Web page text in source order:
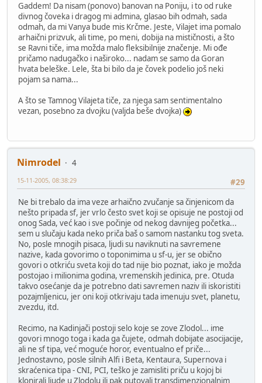
Gaddem! Da nisam (ponovo) banovan na Poniju, i to od ruke
divnog čoveka i dragog mi admina, glasao bih odmah, sada
odmah, da mi Vanya bude mis Krčme. Jeste, Vilajet ima pomalo
arhaični prizvuk, ali time, po meni, dobija na mističnosti, a što
se Ravni tiče, ima možda malo fleksibilnije značenje. Mi ođe
pričamo nadugačko i naširoko... nadam se samo da Goran
hvata beleške. Lele, šta bi bilo da je čovek podelio još neki
pojam sa nama...
A što se Tamnog Vilajeta tiče, za njega sam sentimentalno
vezan, posebno za dvojku (valjda beše dvojka)
Nimrodel
4
#29
15-11-2005, 08:38:29
Ne bi trebalo da ima veze arhaično zvučanje sa činjenicom da
nešto pripada sf, jer vrlo često svet koji se opisuje ne postoji od
onog Sada, već kao i sve počinje od nekog davnijeg početka...
sem u slučaju kada neko priča baš o samom nastanku tog sveta.
No, posle mnogih pisaca, ljudi su naviknuti na savremene
nazive, kada govorimo o toponimima u sf-u, jer se obično
govori o otkriću sveta koji do tad nije bio poznat, iako je možda
postojao i milionima godina, vremenskih jedinica, pre. Otuda
takvo osećanje da je potrebno dati savremen naziv ili iskoristiti
pozajmljenicu, jer oni koji otkrivaju tada imenuju svet, planetu,
zvezdu, itd.
Recimo, na Kadinjači postoji selo koje se zove Zlodol... ime
govori mnogo toga i kada ga čujete, odmah dobijate asocijacije,
ali ne sf tipa, već moguće horor, eventualno ef priče...
Jednostavno, posle silnih Alfi i Beta, Kentaura, Supernova i
skraćenica tipa - CNI, PCI, teško je zamisliti priču u kojoj bi
klonirali ljude u Zlodolu ili pak putovali transdimenzionalnim